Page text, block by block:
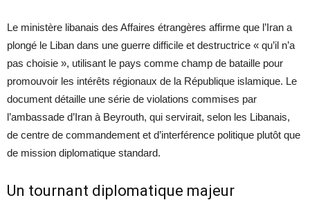
Le ministère libanais des Affaires étrangères affirme que l’Iran a
plongé le Liban dans une guerre difficile et destructrice « qu’il n’a
pas choisie », utilisant le pays comme champ de bataille pour
promouvoir les intérêts régionaux de la République islamique. Le
document détaille une série de violations commises par
l’ambassade d’Iran à Beyrouth, qui servirait, selon les Libanais,
de centre de commandement et d’interférence politique plutôt que
de mission diplomatique standard.
Un tournant diplomatique majeur